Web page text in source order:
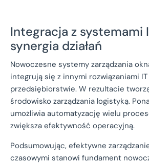
Integracja z systemami
synergia działań
Nowoczesne systemy zarządzania
integrują się z innymi rozwiązaniami IT
przedsiębiorstwie. W rezultacie
środowisko zarządzania logistyką.
umożliwia automatyzację wielu
zwiększa efektywność operacyjną.
Podsumowując, efektywne
czasowymi stanowi fundament